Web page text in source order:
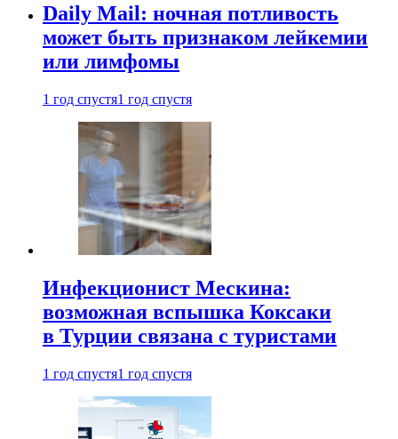
Daily Mail: ночная потливость
может быть признаком лейкемии
или лимфомы
1 год спустя1 год спустя
Инфекционист Мескина:
возможная вспышка Коксаки
в Турции связана с туристами
1 год спустя1 год спустя